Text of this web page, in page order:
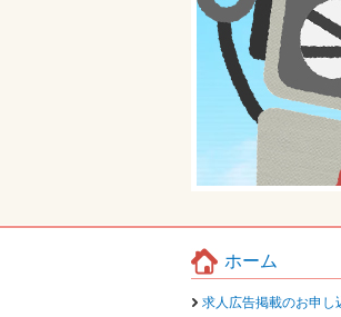
ホーム
求人広告掲載のお申し